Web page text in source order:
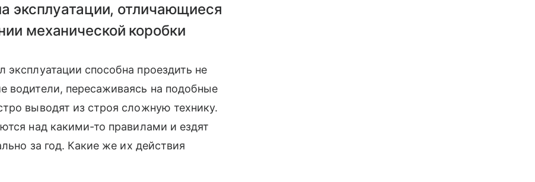
эксплуатации, отличающиеся
механической коробки
способна проездить не
водители, пересаживаясь на подобные
выводят из строя сложную технику.
над какими-то правилами и ездят
за год. Какие же их действия